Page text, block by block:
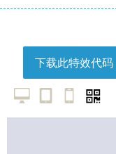
下载此特效代码